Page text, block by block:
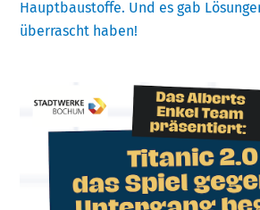
Hauptbaustoffe. Und es gab
überrascht haben!